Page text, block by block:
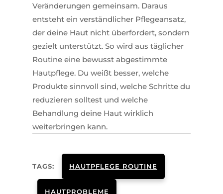
Veränderungen gemeinsam. Daraus
entsteht ein verständlicher Pflegeansatz,
der deine Haut nicht überfordert, sondern
gezielt unterstützt. So wird aus täglicher
Routine eine bewusst abgestimmte
Hautpflege. Du weißt besser, welche
Produkte sinnvoll sind, welche Schritte du
reduzieren solltest und welche
Behandlung deine Haut wirklich
weiterbringen kann.
TAGS: HAUTPFLEGE ROUTINE
HAUTPROBLEME